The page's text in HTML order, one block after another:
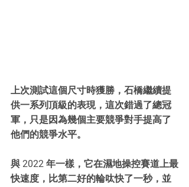
上次測試這個尺寸時獲勝，石橋繼續提
供一系列頂級的表現，這次錯過了總冠
軍，只是因為幾個主要競爭對手提高了
他們的競爭水平。
與 2022 年一樣，它在濕地操控賽道上最
快速度，比第二好的輪呔快了一秒，並